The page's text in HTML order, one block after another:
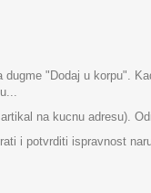
"Dodaj u korpu".
na kucnu adresu).
i potvrditi ispravnost